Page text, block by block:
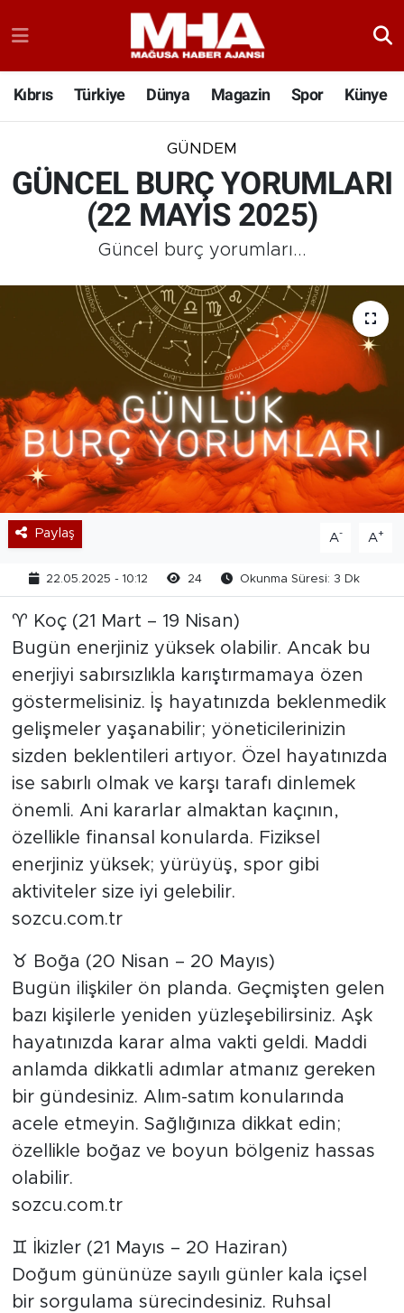
Kıbrıs Türkiye Dünya Magazin Spor Künye
GÜNDEM
GÜNCEL BURÇ YORUMLARI
(22 MAYIS 2025)
Güncel burç yorumları...
Paylaş A- A+
22.05.2025 - 10:12 24 Okunma Süresi: 3 Dk
♈ Koç (21 Mart – 19 Nisan)
Bugün enerjiniz yüksek olabilir. Ancak bu
enerjiyi sabırsızlıkla karıştırmamaya özen
göstermelisiniz. İş hayatınızda beklenmedik
gelişmeler yaşanabilir; yöneticilerinizin
sizden beklentileri artıyor. Özel hayatınızda
ise sabırlı olmak ve karşı tarafı dinlemek
önemli. Ani kararlar almaktan kaçının,
özellikle finansal konularda. Fiziksel
enerjiniz yüksek; yürüyüş, spor gibi
aktiviteler size iyi gelebilir.
sozcu.com.tr
♉ Boğa (20 Nisan – 20 Mayıs)
Bugün ilişkiler ön planda. Geçmişten gelen
bazı kişilerle yeniden yüzleşebilirsiniz. Aşk
hayatınızda karar alma vakti geldi. Maddi
anlamda dikkatli adımlar atmanız gereken
bir gündesiniz. Alım-satım konularında
acele etmeyin. Sağlığınıza dikkat edin;
özellikle boğaz ve boyun bölgeniz hassas
olabilir.
sozcu.com.tr
♊ İkizler (21 Mayıs – 20 Haziran)
Doğum gününüze sayılı günler kala içsel
bir sorgulama sürecindesiniz. Ruhsal